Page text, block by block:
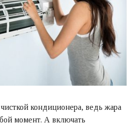
кондиционера, ведь жара
момент. А включать